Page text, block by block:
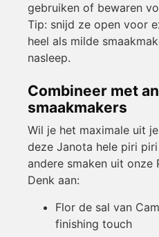
gebruiken of bewaren
Tip: snijd ze open voor
heel als milde
nasleep.
Combineer met
smaakmakers
Wil je het maximale uit
deze Janota hele piri
andere smaken uit onze
Denk aan:
Flor de sal van
finishing touch